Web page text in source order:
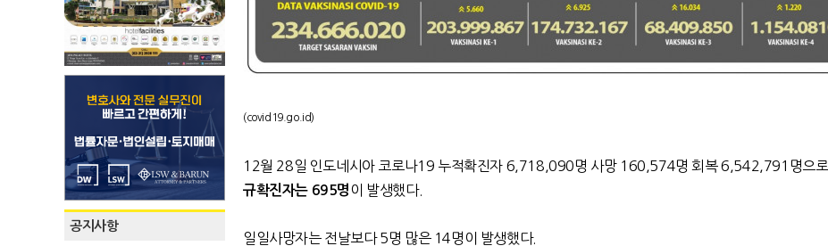
공지사항
(covid19.go.id)
12월 28일 인도네시아 코로나19 누적확진자 6,718,090명 사망 160,574명 회복 6,542,791명으로
규확진자는 695명 이 발생했다.
일일사망자는 전날보다 5명 많은 14명이 발생했다.